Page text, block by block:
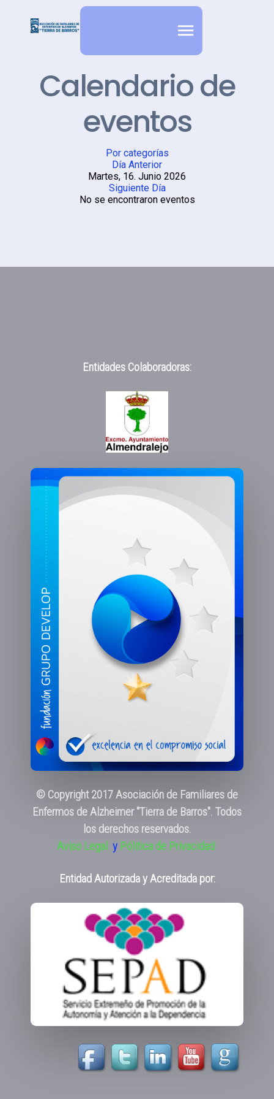
Calendario de
eventos
Por categorías
Día Anterior
Martes, 16. Junio 2026
Siguiente Día
No se encontraron eventos
Entidades Colaboradoras:
© Copyright 2017 Asociación de Familiares de
Enfermos de Alzheimer "Tierra de Barros". Todos
los derechos reservados.
Aviso Legal y Pólitica de Privacidad
Entidad Autorizada y Acreditada por: